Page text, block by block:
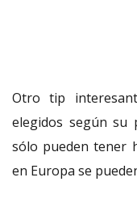
Otro tip
elegidos según su
sólo pueden tener
en Europa se